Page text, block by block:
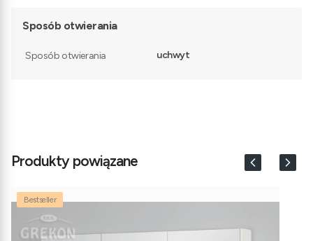
Sposób otwierania
Sposób otwierania uchwyt
Produkty powiązane
Bestseller